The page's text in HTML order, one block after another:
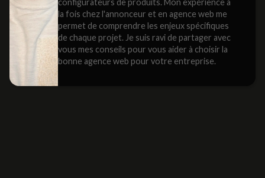
configurateurs de produits. Mon expérience à
la fois chez l'annonceur et en agence web me
permet de comprendre les enjeux spécifiques
de chaque projet. Je suis ravi de partager avec
vous mes conseils pour vous aider à choisir la
bonne agence web pour votre entreprise.